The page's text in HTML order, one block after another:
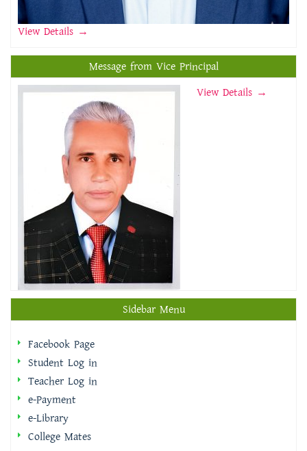
View Details →
Message from Vice Principal
View Details →
Sidebar Menu
Facebook Page
Student Log in
Teacher Log in
e-Payment
e-Library
College Mates